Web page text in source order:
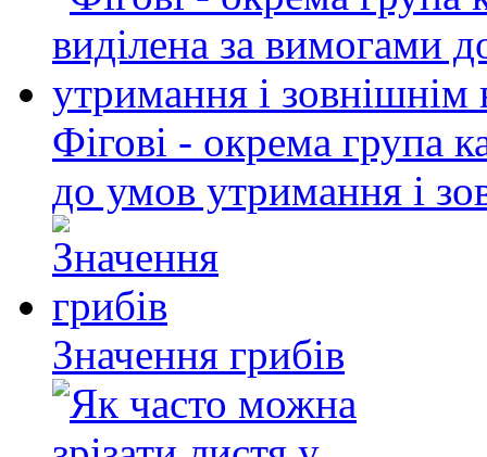
Фігові - окрема група
до умов утримання і
Значення грибів